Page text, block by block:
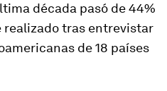
década pasó de 44%
realizado tras entrevistar
de 18 países